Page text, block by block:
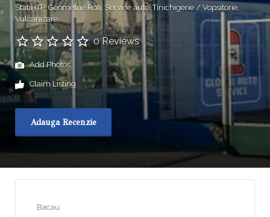
Statii ITP Geometrie Roti Service auto Tinichigerie / Vopsitorie
Vulcanizare
0 Reviews
Add Photos
Claim Listing
Adauga Recenzie
Bacau